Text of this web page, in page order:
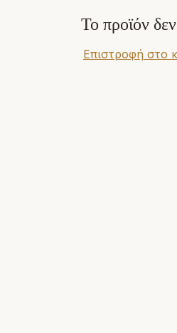
Το προϊόν
Επιστροφή στο